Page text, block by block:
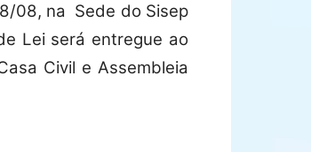
08, na Sede do Sisep
Lei será entregue ao
Civil e Assembleia